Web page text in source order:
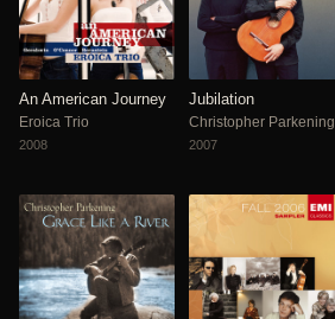
An American Journey
Eroica Trio
2008
Jubilation
Christopher Parkening
2007